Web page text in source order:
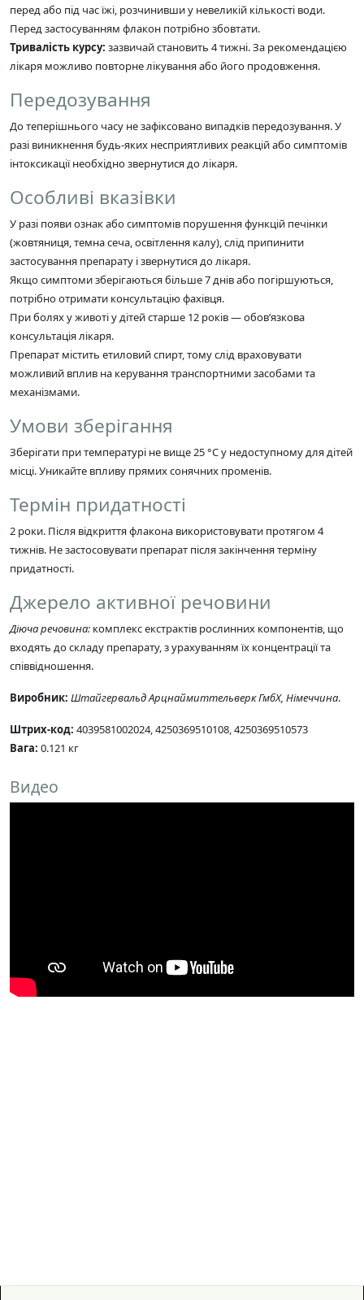
перед або під час їжі, розчинивши у невеликій кількості води.
Перед застосуванням флакон потрібно збовтати.
Тривалість курсу: зазвичай становить 4 тижні. За рекомендацією
лікаря можливо повторне лікування або його продовження.
Передозування
До теперішнього часу не зафіксовано випадків передозування. У
разі виникнення будь-яких несприятливих реакцій або симптомів
інтоксикації необхідно звернутися до лікаря.
Особливі вказівки
У разі появи ознак або симптомів порушення функцій печінки
(жовтяниця, темна сеча, освітлення калу), слід припинити
застосування препарату і звернутися до лікаря.
Якщо симптоми зберігаються більше 7 днів або погіршуються,
потрібно отримати консультацію фахівця.
При болях у животі у дітей старше 12 років — обов’язкова
консультація лікаря.
Препарат містить етиловий спирт, тому слід враховувати
можливий вплив на керування транспортними засобами та
механізмами.
Умови зберігання
Зберігати при температурі не вище 25 °C у недоступному для дітей
місці. Уникайте впливу прямих сонячних променів.
Термін придатності
2 роки. Після відкриття флакона використовувати протягом 4
тижнів. Не застосовувати препарат після закінчення терміну
придатності.
Джерело активної речовини
Діюча речовина: комплекс екстрактів рослинних компонентів, що
входять до складу препарату, з урахуванням їх концентрації та
співвідношення.
Виробник: Штайгервальд Арцнаймиттельверк ГмбХ, Німеччина.
Штрих-код: 4039581002024, 4250369510108, 4250369510573
Вага: 0.121 кг
Видео